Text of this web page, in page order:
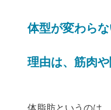
体型が変わらな
理由は、筋肉